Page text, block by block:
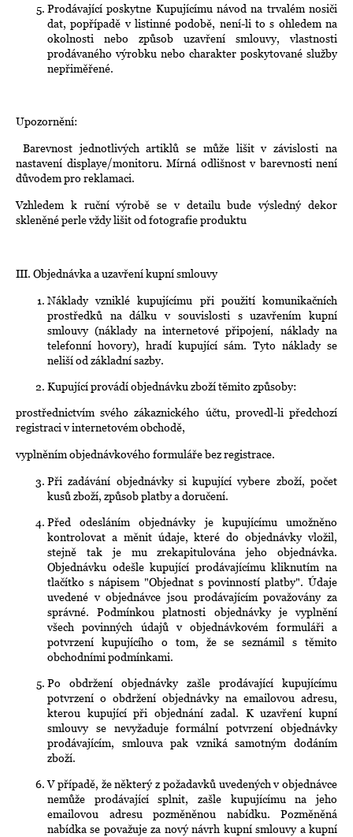
Prodávající poskytne Kupujícímu návod na trvalém nosiči
dat, popřípadě v listinné podobě, není-li to s ohledem na
okolnosti nebo způsob uzavření smlouvy, vlastnosti
prodávaného výrobku nebo charakter poskytované služby
nepřiměřené.
Upozornění:
Barevnost jednotlivých artiklů se může lišit v závislosti na
nastavení displaye/monitoru. Mírná odlišnost v barevnosti není
důvodem pro reklamaci.
Vzhledem k ruční výrobě se v detailu bude výsledný dekor
skleněné perle vždy lišit od fotografie produktu
III. Objednávka a uzavření kupní smlouvy
Náklady vzniklé kupujícímu při použití komunikačních
prostředků na dálku v souvislosti s uzavřením kupní
smlouvy (náklady na internetové připojení, náklady na
telefonní hovory), hradí kupující sám. Tyto náklady se
neliší od základní sazby.
Kupující provádí objednávku zboží těmito způsoby:
prostřednictvím svého zákaznického účtu, provedl-li předchozí
registraci v internetovém obchodě,
vyplněním objednávkového formuláře bez registrace.
Při zadávání objednávky si kupující vybere zboží, počet
kusů zboží, způsob platby a doručení.
Před odesláním objednávky je kupujícímu umožněno
kontrolovat a měnit údaje, které do objednávky vložil,
stejně tak je mu zrekapitulována jeho objednávka.
Objednávku odešle kupující prodávajícímu kliknutím na
tlačítko s nápisem "Objednat s povinností platby". Údaje
uvedené v objednávce jsou prodávajícím považovány za
správné. Podmínkou platnosti objednávky je vyplnění
všech povinných údajů v objednávkovém formuláři a
potvrzení kupujícího o tom, že se seznámil s těmito
obchodními podmínkami.
Po obdržení objednávky zašle prodávající kupujícímu
potvrzení o obdržení objednávky na emailovou adresu,
kterou kupující při objednání zadal. K uzavření kupní
smlouvy se nevyžaduje formální potvrzení objednávky
prodávajícím, smlouva pak vzniká samotným dodáním
zboží.
V případě, že některý z požadavků uvedených v objednávce
nemůže prodávající splnit, zašle kupujícímu na jeho
emailovou adresu pozměněnou nabídku. Pozměněná
nabídka se považuje za nový návrh kupní smlouvy a kupní